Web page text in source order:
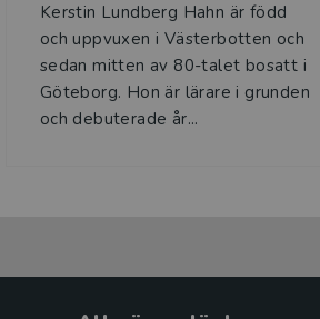
Kerstin Lundberg Hahn är född
och uppvuxen i Västerbotten och
sedan mitten av 80-talet bosatt i
Göteborg. Hon är lärare i grunden
och debuterade år...